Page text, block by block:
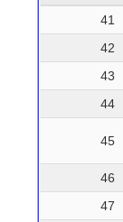
41
42
43
44
45
46
47